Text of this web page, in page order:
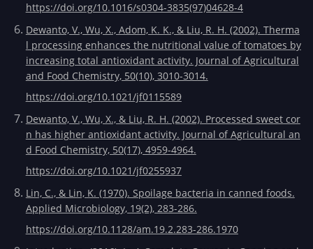
https://doi.org/10.1016/s0304-3835(97)04628-4
Dewanto, V., Wu, X., Adom, K. K., & Liu, R. H. (2002). Therma
l processing enhances the nutritional value of tomatoes by
increasing total antioxidant activity. Journal of Agricultural
and Food Chemistry, 50(10), 3010-3014.
https://doi.org/10.1021/jf0115589
Dewanto, V., Wu, X., & Liu, R. H. (2002). Processed sweet cor
n has higher antioxidant activity. Journal of Agricultural an
d Food Chemistry, 50(17), 4959-4964.
https://doi.org/10.1021/jf0255937
Lin, C., & Lin, K. (1970). Spoilage bacteria in canned foods.
Applied Microbiology, 19(2), 283-286.
https://doi.org/10.1128/am.19.2.283-286.1970